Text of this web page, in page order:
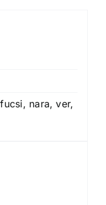
nara, ver,